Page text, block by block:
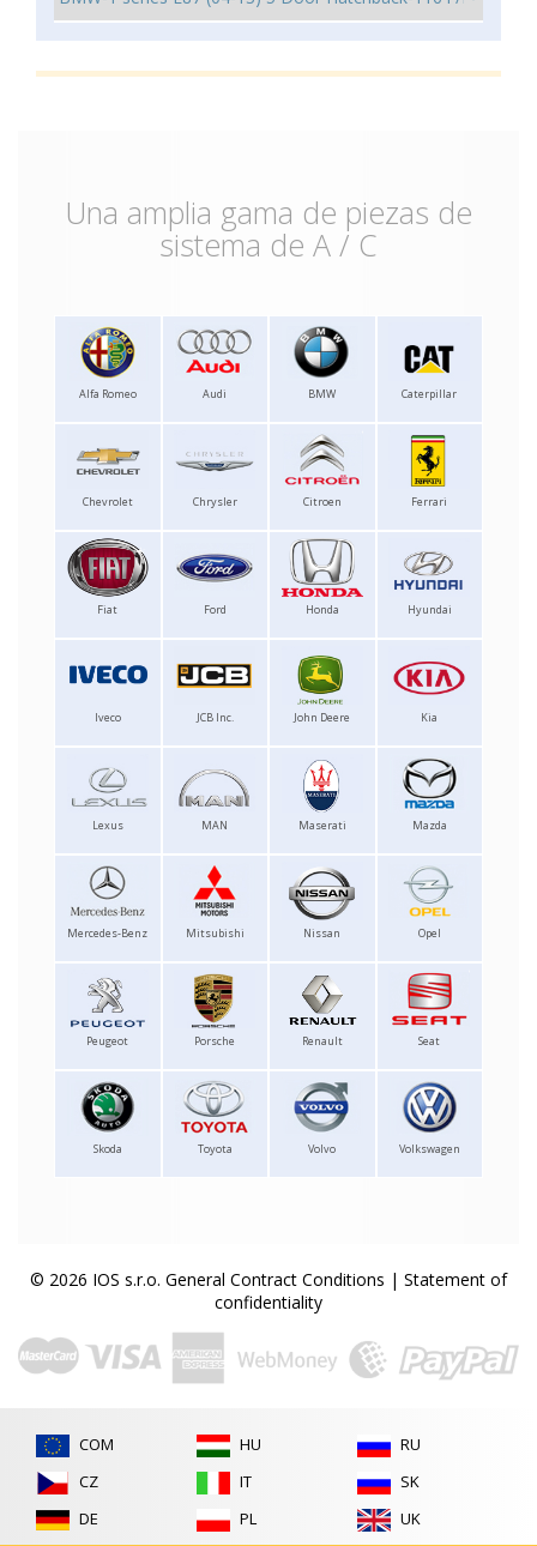
Una amplia gama de piezas de
sistema de A / C
Alfa Romeo Audi BMW Caterpillar
Chevrolet Chrysler Citroen Ferrari
Fiat Ford Honda Hyundai
Iveco JCB Inc. John Deere Kia
Lexus MAN Maserati Mazda
Mercedes-Benz Mitsubishi Nissan Opel
Peugeot Porsche Renault Seat
Skoda Toyota Volvo Volkswagen
© 2026 IOS s.r.o. General Contract Conditions | Statement of
confidentiality
COM
CZ
DE
HU
IT
PL
RU
SK
UK